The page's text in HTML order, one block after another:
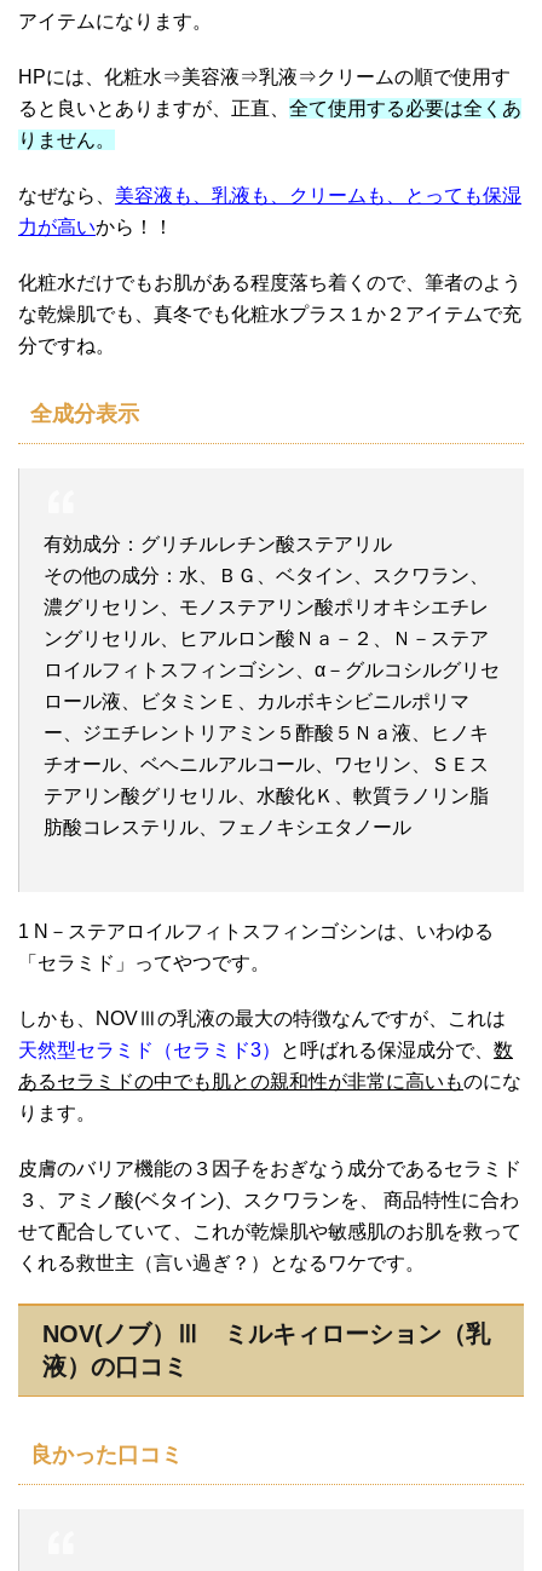
アイテムになります。
HPには、化粧水⇒美容液⇒乳液⇒クリームの順で使用す
ると良いとありますが、正直、 全て使用する必要は全くあ
りません。
なぜなら、 美容液も、乳液も、クリームも、とっても保湿
力が高いから！！
化粧水だけでもお肌がある程度落ち着くので、筆者のよう
な乾燥肌でも、真冬でも化粧水プラス１か２アイテムで充
分ですね。
全成分表示
有効成分：グリチルレチン酸ステアリル
その他の成分：水、ＢＧ、ベタイン、スクワラン、
濃グリセリン、モノステアリン酸ポリオキシエチレ
ングリセリル、ヒアルロン酸Ｎａ－２、Ｎ－ステア
ロイルフィトスフィンゴシン、α－グルコシルグリセ
ロール液、ビタミンＥ、カルボキシビニルポリマ
ー、ジエチレントリアミン５酢酸５Ｎａ液、ヒノキ
チオール、ベヘニルアルコール、ワセリン、ＳＥス
テアリン酸グリセリル、水酸化Ｋ、軟質ラノリン脂
肪酸コレステリル、フェノキシエタノール
1 N－ステアロイルフィトスフィンゴシンは、いわゆる
「セラミド」ってやつです。
しかも、NOVⅢの乳液の最大の特徴なんですが、これは
天然型セラミド（セラミド3）
と呼ばれる保湿成分で、 数
あるセラミドの中でも肌との親和性が非常に高いものにな
ります。
皮膚のバリア機能の３因子をおぎなう成分であるセラミド
３、アミノ酸(ベタイン)、スクワランを、 商品特性に合わ
せて配合していて、これが乾燥肌や敏感肌のお肌を救って
くれる救世主（言い過ぎ？）となるワケです。
NOV(ノブ）Ⅲ ミルキィローション（乳
液）の口コミ
良かった口コミ